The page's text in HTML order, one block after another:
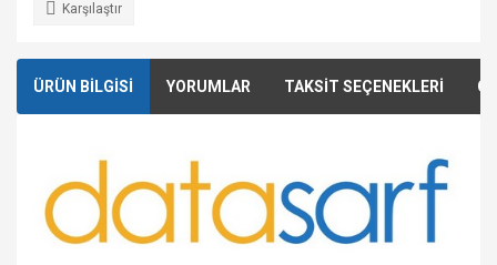
Karşılaştır
ÜRÜN BİLGİSİ YORUMLAR TAKSİT SEÇENEKLERİ